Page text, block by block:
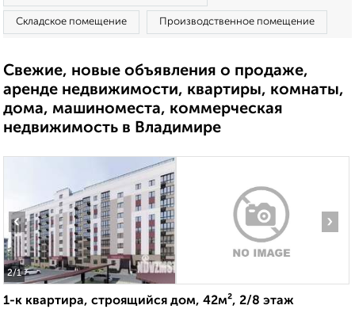
Складское помещение Производственное помещение
Свежие, новые объявления о продаже,
аренде недвижимости, квартиры, комнаты,
дома, машиноместа, коммерческая
недвижимость в Владимире
2/1
‹ ›
1-к квартира, строящийся дом, 42м², 2/8 этаж